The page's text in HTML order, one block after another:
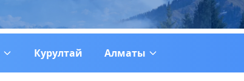
Курултай Алматы